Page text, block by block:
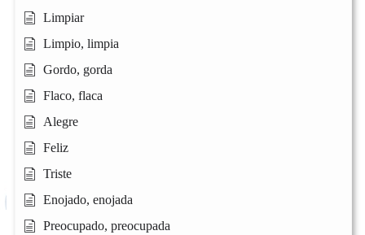
Limpiar
Limpio, limpia
Gordo, gorda
Flaco, flaca
Alegre
Feliz
Triste
Enojado, enojada
Preocupado, preocupada